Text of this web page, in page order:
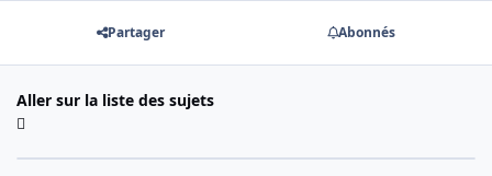
Partager Abonnés
Aller sur la liste des sujets